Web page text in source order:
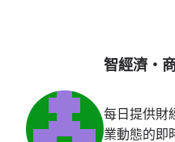
智經濟・
每日提供財
業動態的即